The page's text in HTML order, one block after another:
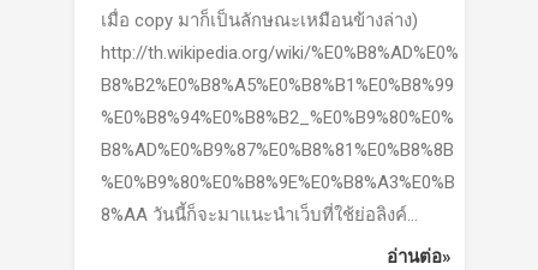
เมื่อ copy มาก็เป็นลักษณะเหมือนข้างล่าง)
http://th.wikipedia.org/wiki/%E0%B8%AD%E0%
B8%B2%E0%B8%A5%E0%B8%B1%E0%B8%99
%E0%B8%94%E0%B8%B2_%E0%B9%80%E0%
B8%AD%E0%B9%87%E0%B8%81%E0%B8%8B
%E0%B9%80%E0%B8%9E%E0%B8%A3%E0%B
8%AA วันนี้ก็จะมาแนะนำเว็บที่ใช้ย่อลิงค์...
อ่านต่อ»